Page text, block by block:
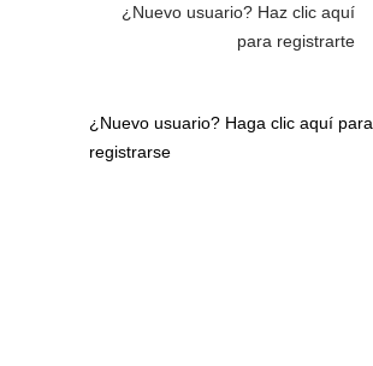
¿Nuevo usuario? Haz clic aquí
para registrarte
¿Nuevo usuario? Haga clic aquí para
registrarse